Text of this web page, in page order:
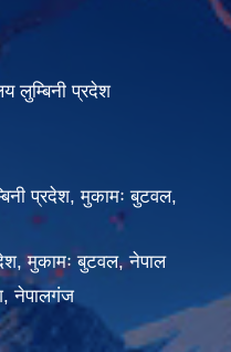
लुम्बिनी प्रदेश
प्रदेश, मुकामः बुटवल,
मुकामः बुटवल, नेपाल
नेपालगंज